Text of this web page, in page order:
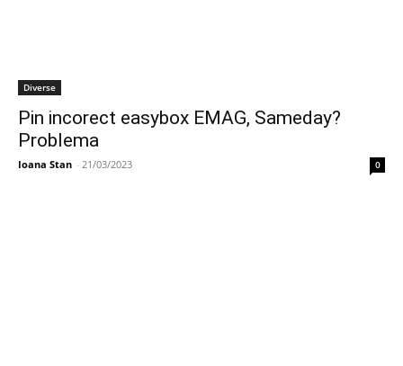
Diverse
Pin incorect easybox EMAG, Sameday?
Problema
Ioana Stan - 21/03/2023 0